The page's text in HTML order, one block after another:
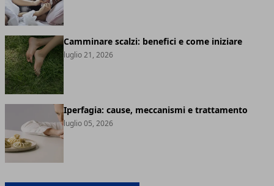
Camminare scalzi: benefici e come iniziare
luglio 21, 2026
Iperfagia: cause, meccanismi e trattamento
luglio 05, 2026